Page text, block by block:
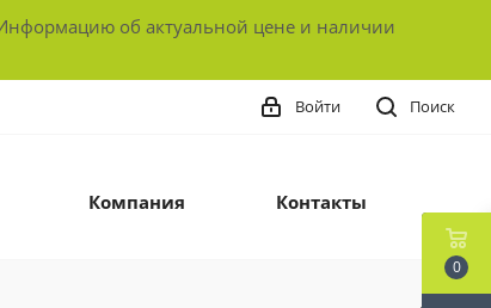
об актуальной цене и наличии
Поиск
Войти
Компания Контакты
0